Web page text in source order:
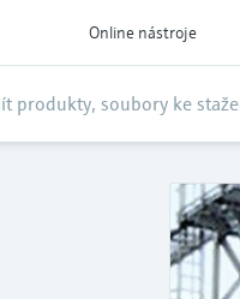
Online nástroje